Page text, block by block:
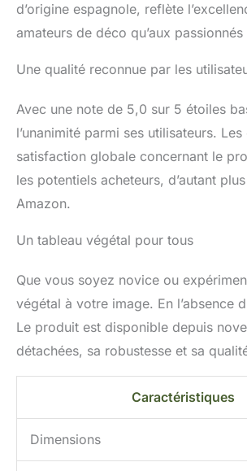
d’origine espagnole, reflète
amateurs de déco qu’aux
Une qualité reconnue par les
Avec une note de 5,0 sur 5 étoiles
l’unanimité parmi ses utilisateurs.
satisfaction globale concernant le
les potentiels acheteurs, d’autant
Amazon.
Un tableau végétal pour tous
Que vous soyez novice ou
végétal à votre image. En l’absence
Le produit est disponible depuis
détachées, sa robustesse et sa
Caractéristiques
Dimensions